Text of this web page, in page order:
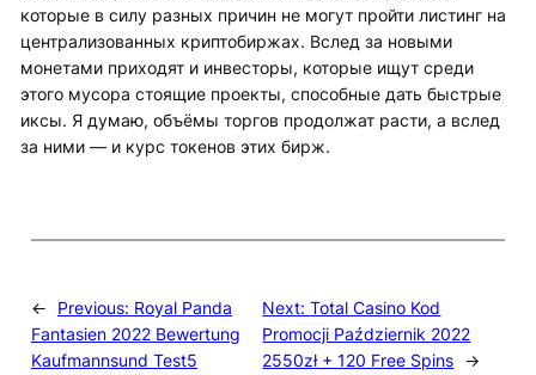
которые в силу разных причин не могут пройти листинг на
централизованных криптобиржах. Вслед за новыми
монетами приходят и инвесторы, которые ищут среди
этого мусора стоящие проекты, способные дать быстрые
иксы. Я думаю, объёмы торгов продолжат расти, а вслед
за ними — и курс токенов этих бирж.
← Previous: Royal Panda
Fantasien 2022 Bewertung
Kaufmannsund Test5
Next:Total Casino Kod
Promocji Październik 2022
2550zł + 120 Free Spins →